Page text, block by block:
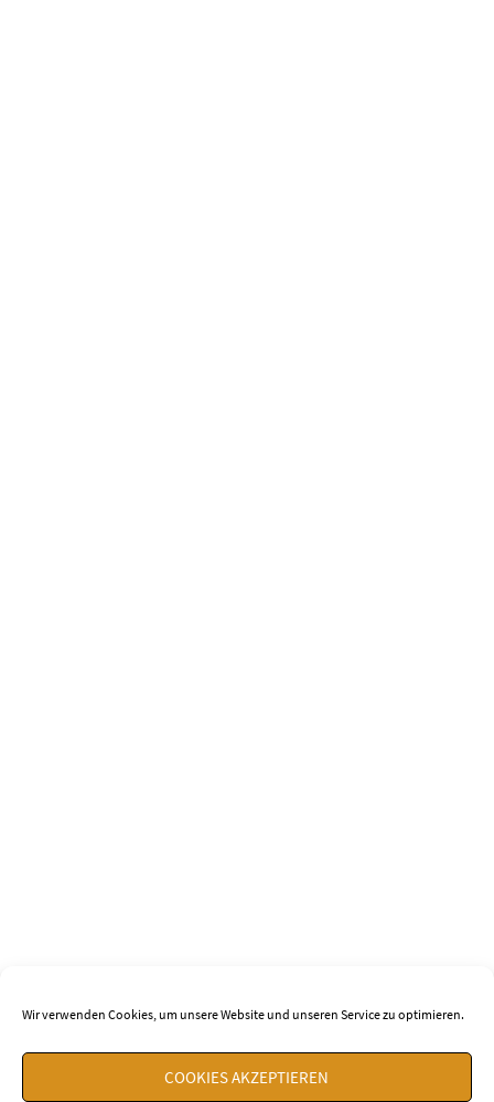
Wir verwenden Cookies, um unsere Website und unseren Service zu optimieren.
COOKIES AKZEPTIEREN